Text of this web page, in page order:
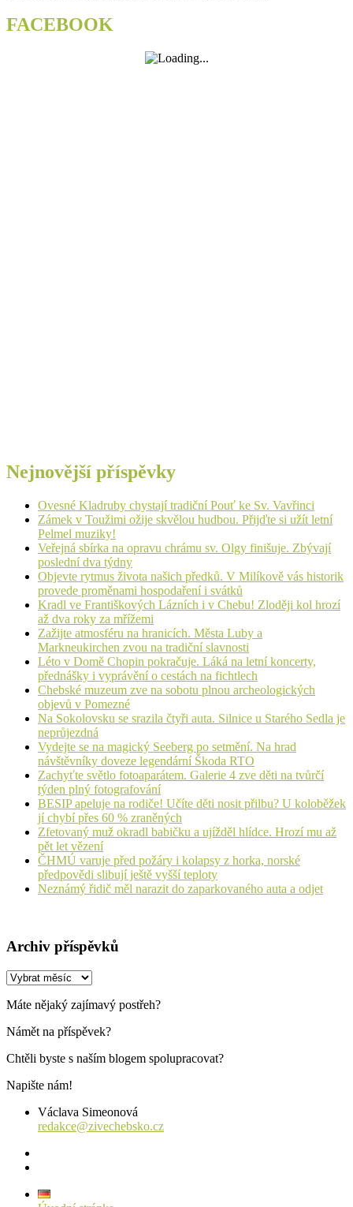
městských
hradeb
FACEBOOK
Nejnovější příspěvky
Ovesné Kladruby chystají tradiční Pouť ke Sv. Vavřinci
Zámek v Toužimi ožije skvělou hudbou. Přijďte si užít letní
Pelmel muziky!
Veřejná sbírka na opravu chrámu sv. Olgy finišuje. Zbývají
poslední dva týdny
Objevte rytmus života našich předků. V Milíkově vás historik
provede proměnami hospodaření i svátků
Kradl ve Františkových Lázních i v Chebu! Zloději kol hrozí
až dva roky za mřížemi
Zažijte atmosféru na hranicích. Města Luby a
Markneukirchen zvou na tradiční slavnosti
Léto v Domě Chopin pokračuje. Láká na letní koncerty,
přednášky i vyprávění o cestách na fichtlech
Chebské muzeum zve na sobotu plnou archeologických
objevů v Pomezné
Na Sokolovsku se srazila čtyři auta. Silnice u Starého Sedla je
neprůjezdná
Vydejte se na magický Seeberg po setmění. Na hrad
návštěvníky doveze legendární Škoda RTO
Zachyťte světlo fotoaparátem. Galerie 4 zve děti na tvůrčí
týden plný fotografování
BESIP apeluje na rodiče! Učíte děti nosit přilbu? U koloběžek
jí chybí přes 60 % zraněných
Zfetovaný muž okradl babičku a ujížděl hlídce. Hrozí mu až
pět let vězení
ČHMÚ varuje před požáry i kolapsy z horka, norské
předpovědi slibují ještě vyšší teploty
Neznámý řidič měl narazit do zaparkovaného auta a odjet
Archiv příspěvků
Archiv
Máte nějaký zajímavý postřeh?
Námět na příspěvek?
Chtěli byste s naším blogem spolupracovat?
Napište nám!
Václava Simeonová
redakce@zivechebsko.cz